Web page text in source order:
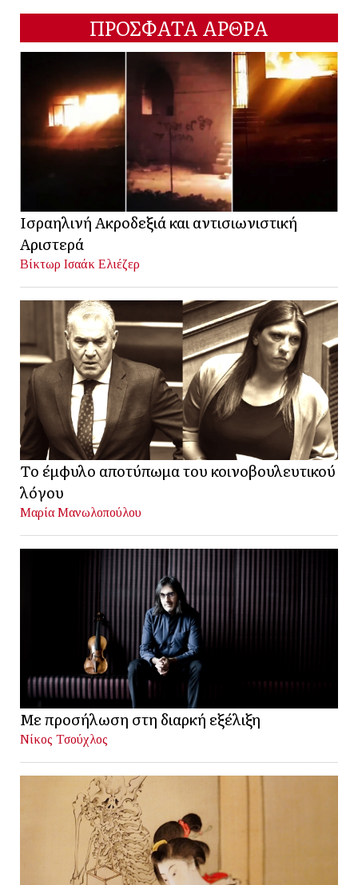
ΠΡΟΣΦΑΤΑ ΑΡΘΡΑ
Ισραηλινή Ακροδεξιά και αντισιωνιστική
Αριστερά
Βίκτωρ Ισαάκ Ελιέζερ
Το έμφυλο αποτύπωμα του κοινοβουλευτικού
λόγου
Μαρία Μανωλοπούλου
Με προσήλωση στη διαρκή εξέλιξη
Νίκος Τσούχλος